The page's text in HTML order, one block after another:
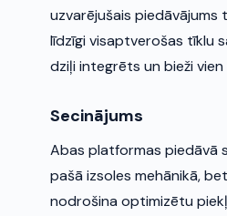
uzvarējušais
līdzīgi visaptverošas tīklu
dziļi integrēts un bieži
Secinājums
Abas platformas piedāvā
pašā izsoles mehānikā,
nodrošina optimizētu